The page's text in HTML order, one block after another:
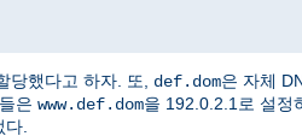
당했다고 하자. 또, def.dom은 자체
은 www.def.dom을 192.0.2.1로 설정
.